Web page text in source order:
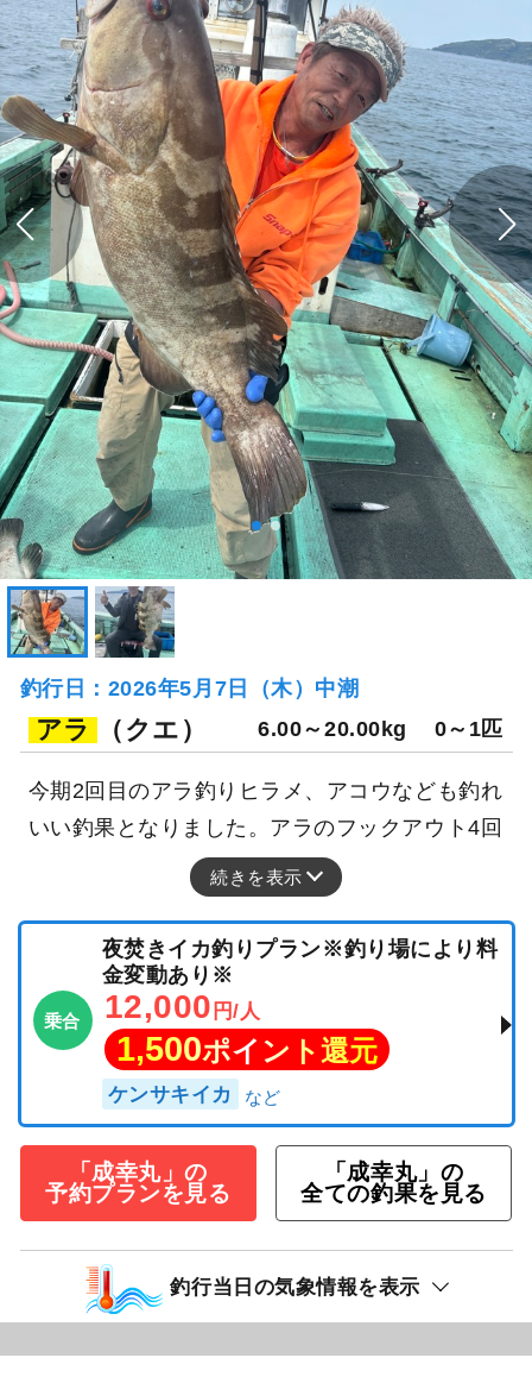
釣行日：2026年5月7日（木）中潮
アラ （クエ） 6.00～20.00kg 0～1匹
今期2回目のアラ釣りヒラメ、アコウなども釣れ
いい釣果となりました。アラのフックアウト4回
続きを表示
乗合
夜焚きイカ釣りプラン※釣り場により料
金変動あり※
12,000 円/人
1,500ポイント還元
ケンサキイカ
「成幸丸」の
予約プランを見る
「成幸丸」の
全ての釣果を見る
釣行当日の気象情報を表示